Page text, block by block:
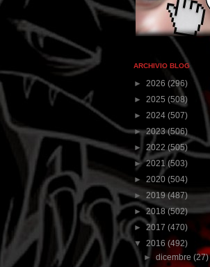
ARCHIVIO BLOG
► 2026 (296)
► 2025 (508)
► 2024 (507)
►2023(506)
► 2022(505)
►2021(503)
► 2020 (504)
► 2019(487)
►2018(502)
► 2017 (470)
▼ 2016 (492)
►dicembre(27)